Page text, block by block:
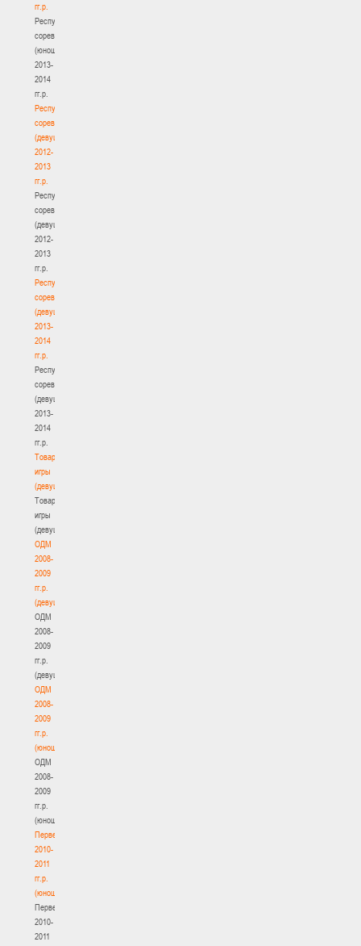
гг.р.
Республиканские
соревнования
(юноши)
2013-
2014
гг.р.
Республиканские
соревнования
(девушки)
2012-
2013
гг.р.
Республиканские
соревнования
(девушки)
2012-
2013
гг.р.
Республиканские
соревнования
(девушки)
2013-
2014
гг.р.
Республиканские
соревнования
(девушки)
2013-
2014
гг.р.
Товарищеские
игры
(девушки)
Товарищеские
игры
(девушки)
ОДМ
2008-
2009
гг.р.
(девушки)
ОДМ
2008-
2009
гг.р.
(девушки)
ОДМ
2008-
2009
гг.р.
(юноши)
ОДМ
2008-
2009
гг.р.
(юноши)
Первенство
2010-
2011
гг.р.
(юноши)
Первенство
2010-
2011